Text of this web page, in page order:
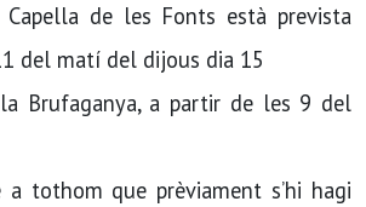
de les Fonts està prevista
del matí del dijous dia 15
Brufaganya, a partir de les 9 del
a tothom que prèviament s’hi hagi